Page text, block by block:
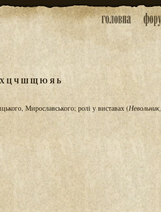
ХЦЧШЩЮ ЯЬ
Мирославського; ролі у виставах (Невольник,